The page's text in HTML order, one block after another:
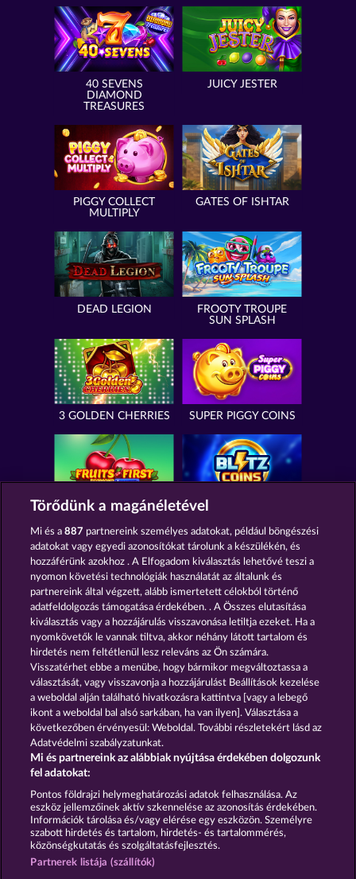
40 SEVENS
DIAMOND
TREASURES
JUICY JESTER
PIGGY COLLECT
MULTIPLY
GATES OF ISHTAR
DEAD LEGION
FROOTY TROUPE
SUN SPLASH
3 GOLDEN CHERRIES SUPER PIGGY COINS
FRUITS FIRST
TREASURES
PIGGY KINGS
Részvételi feltételek
Adatkezelési tájékoztató Impresszum
A cég
Törődünk a magánéletével
Mi és a887 partnereink személyes adatokat, például böngészési
adatokat vagy egyedi azonosítókat tárolunk a készülékén, és
hozzáférünk azokhoz . A Elfogadom kiválasztás lehetővé teszi a
nyomon követési technológiák használatát az általunk és
partnereink által végzett, alább ismertetett célokból történő
adatfeldolgozás támogatása érdekében. . A Összes elutasítása
kiválasztás vagy a hozzájárulás visszavonása letiltja ezeket. Ha a
nyomkövetők le vannak tiltva, akkor néhány látott tartalom és
hirdetés nem feltétlenül lesz releváns az Ön számára.
Visszatérhet ebbe a menübe, hogy bármikor megváltoztassa a
választását, vagy visszavonja a hozzájárulást Beállítások kezelése
a weboldal alján található hivatkozásra kattintva [vagy a lebegő
ikont a weboldal bal alsó sarkában, ha van ilyen]. Választása a
következőben érvényesül: Weboldal. További részletekért lásd az
Adatvédelmi szabályzatunkat.
Mi és partnereink az alábbiak nyújtása érdekében dolgozunk
fel adatokat:
Pontos földrajzi helymeghatározási adatok felhasználása. Az
eszköz jellemzőinek aktív szkennelése az azonosítás érdekében.
Információk tárolása és/vagy elérése egy eszközön. Személyre
szabott hirdetés és tartalom, hirdetés- és tartalommérés,
közönségkutatás és szolgáltatásfejlesztés.
Partnerek listája (szállítók)